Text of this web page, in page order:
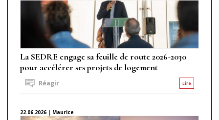
La SEDRE engage sa feuille de route 2026-2030
pour accélérer ses projets de logement
Lire
Réagir
22.06.2026 | Maurice